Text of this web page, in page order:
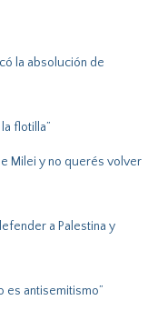
la absolución de
flotilla”
Milei y no querés volver
a Palestina y
es antisemitismo”